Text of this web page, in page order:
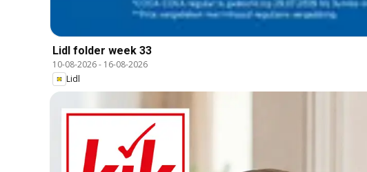
Lidl folder week 33
10-08-2026- 16-08-2026
Lidl